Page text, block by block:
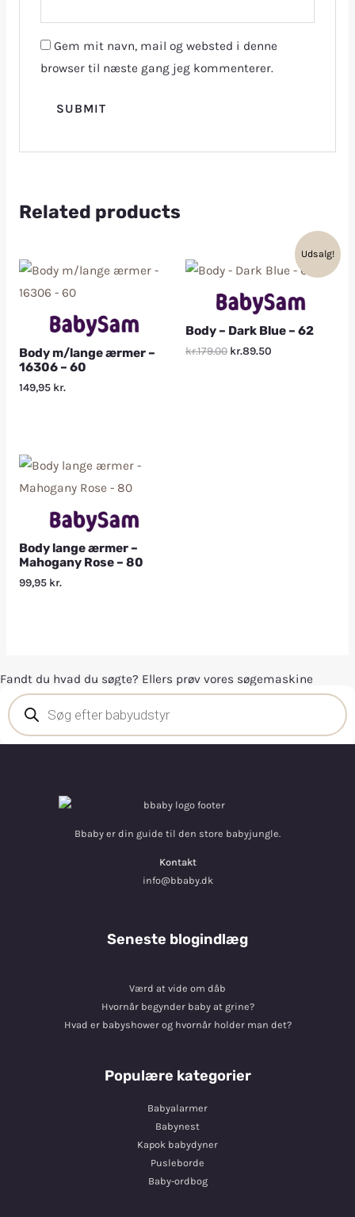
Gem mit navn, mail og websted i denne
browser til næste gang jeg kommenterer.
Related products
Body m/lange ærmer –
16306 – 60
149,95 kr.
Udsalg!
Body – Dark Blue – 62
kr.179.00 kr.89.50
Body lange ærmer –
Mahogany Rose – 80
99,95 kr.
Fandt du hvad du søgte? Ellers prøv vores søgemaskine
Bbaby er din guide til den store babyjungle.
Kontakt
info@bbaby.dk
Seneste blogindlæg
Værd at vide om dåb
Hvornår begynder baby at grine?
Hvad er babyshower og hvornår holder man det?
Populære kategorier
Babyalarmer
Babynest
Kapok babydyner
Pusleborde
Baby-ordbog